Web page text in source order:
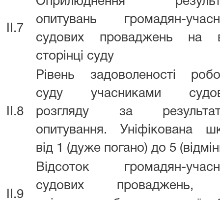
II.7
опитувань громадян-
судових проваджень на
сторінці суду
II.8
Рівень задоволеності
суду учасниками
розгляду за
опитування. Уніфікована
від 1 (дуже погано) до 5
II.9
Відсоток громадян-
судових